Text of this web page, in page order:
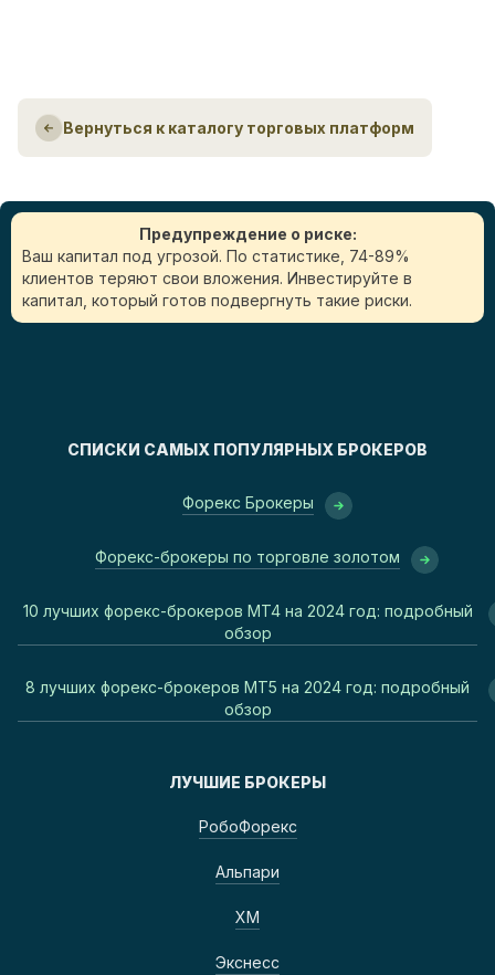
Вернуться к каталогу торговых платформ
Предупреждение о риске:
Ваш капитал под угрозой. По статистике, 74-89%
клиентов теряют свои вложения. Инвестируйте в
капитал, который готов подвергнуть такие риски.
СПИСКИ САМЫХ ПОПУЛЯРНЫХ БРОКЕРОВ
Форекс Брокеры
Форекс-брокеры по торговле золотом
10 лучших форекс-брокеров MT4 на 2024 год: подробный
обзор
8 лучших форекс-брокеров MT5 на 2024 год: подробный
обзор
ЛУЧШИЕ БРОКЕРЫ
РобоФорекс
Альпари
ХМ
Экснесс